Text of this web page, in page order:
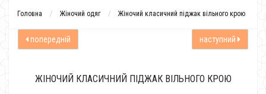
Головна Жіночий одяг Жіночий класичний піджак вільного крою
попередній наступний
ЖІНОЧИЙ КЛАСИЧНИЙ ПІДЖАК ВІЛЬНОГО КРОЮ